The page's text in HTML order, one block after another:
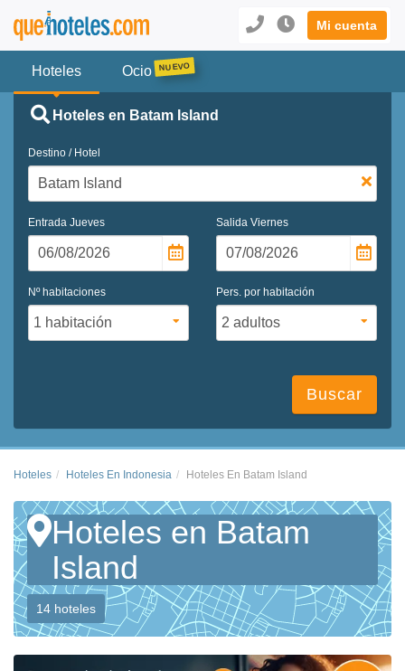
Mi cuenta
Hoteles Ocio
Hoteles en Batam Island
Destino / Hotel
Entrada Jueves Salida Viernes
Nº habitaciones Pers. por habitación
Buscar
Hoteles Hoteles En Indonesia Hoteles En Batam Island
Hoteles en Batam
Island
14 hoteles